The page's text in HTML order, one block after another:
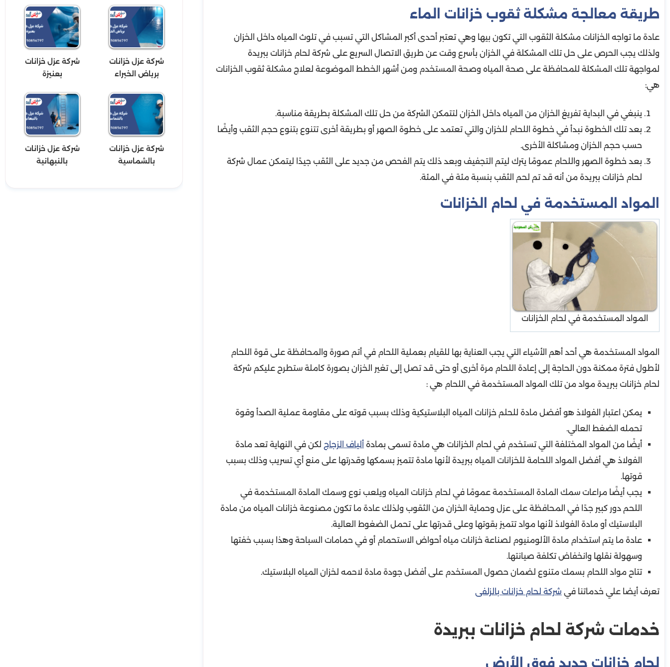
طريقة معالجة مشكلة ثقوب خزانات الماء
عادة ما تواجه الخزانات مشكلة الثقوب التي تكون بيها وهي تعتبر أحدى أكبر المشاكل التي تسبب في تلوث المياه داخل الخزان
ولذلك يجب الحرص على حل تلك المشكلة في الخزان بأسرع وقت عن طريق الاتصال السريع على شركة لحام خزانات ببريدة
لمواجهة تلك المشكلة للمحافظة على صحة المياه وصحة المستخدم ومن أشهر الخطط الموضوعة لعلاج مشكلة ثقوب الخزانات
هي:
ينبغي في البداية تفريغ الخزان من المياه داخل الخزان لتتمكن الشركة من حل تلك المشكلة بطريقة مناسبة.
بعد تلك الخطوة نبدأ في خطوة اللحام للخزان والتي تعتمد على خطوة الصهر أو بطريقة أخرى تتنوع بتنوع حجم الثقب وأيضًا
حسب حجم الخزان ومشاكلة الأخرى.
بعد خطوة الصهر واللحام عمومًا يترك ليتم التجفيف وبعد ذلك يتم الفحص من جديد على الثقب جيدًا ليتمكن عمال شركة
لحام خزانات ببريدة من أنه قد تم لحم الثقب بنسبة مئة في المئة.
المواد المستخدمة في لحام الخزانات
المواد المستخدمة في لحام الخزانات
المواد المستخدمة هي أحد أهم الأشياء التي يجب العناية بها للقيام بعملية اللحام في أتم صورة والمحافظة على قوة اللحام
لأطول فترة ممكنة دون الحاجة إلى إعادة اللحام مرة أخرى أو حتى قد تصل إلى تغير الخزان بصورة كاملة ستطرح عليكم شركة
لحام خزانات ببريدة مواد من تلك المواد المستخدمة في اللحام هي :
يمكن اعتبار الفولاذ هو أفضل مادة للحلم خزانات المياه البلاستيكية وذلك بسبب قوته على مقاومة عملية الصدأ وقوة
تحمله الضغط العالي.
أيضًا من المواد المختلفة التي تستخدم في لحام الخزانات هي مادة تسمى بمادة ألياف الزجاج لكن في النهاية تعد مادة
الفولاذ هي أفضل المواد اللحامة للخزانات المياه ببريدة لأنها مادة تتميز بسمكها وقدرتها على منع أي تسريب وذلك بسبب
قوتها.
يجب أيضًا مراعات سمك المادة المستخدمة عمومًا في لحام خزانات المياه ويلعب نوع وسمك المادة المستخدمة في
اللحم دور كبير جدًا في المحافظة على عزل وحماية الخزان من الثقوب ولذلك عادة ما تكون مصنوعة خزانات المياه من مادة
البلاستيك أو مادة الفولاذ لأنها مواد تتميز بقوتها وعلى قدرتها على تحمل الضغوط العالية.
عادة ما يتم استخدام مادة الألومنيوم لصناعة خزانات مياه أحواض الاستحمام أو في حمامات السباحة وهذا بسبب خفتها
وسهولة نقلها وانخفاض تكلفة صيانتها.
تتاح مواد اللحام بسمك متنوع لضمان حصول المستخدم على أفضل جودة مادة لاحمه لخزان المياه البلاستيك.
تعرف أيضا علي خدماتنا في شركة لحام خزانات بالزلفى
خدمات شركة لحام خزانات ببريدة
لحام خزانات حديد فوق الأرض
شركة عزل خزانات
برياض الخبراء
شركة عزل خزانات
بعنيزة
شركة عزل خزانات
بالشماسية
شركة عزل خزانات
بالنبهانية